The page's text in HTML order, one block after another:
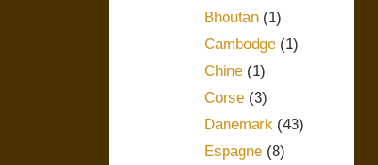
Bhoutan(1)
Cambodge(1)
Chine(1)
Corse(3)
Danemark (43)
Espagne(8)